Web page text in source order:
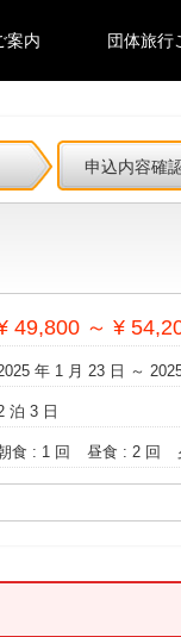
案内 団体旅行
申込内容確
49,800 ～ ¥
年 1 月 23 日 ～
泊 3 日
食 : 1 回 昼食 : 2 回